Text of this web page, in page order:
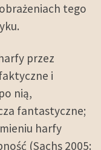
tego
przez
i
nią,
fantastyczne;
harfy
(Sachs 2005: